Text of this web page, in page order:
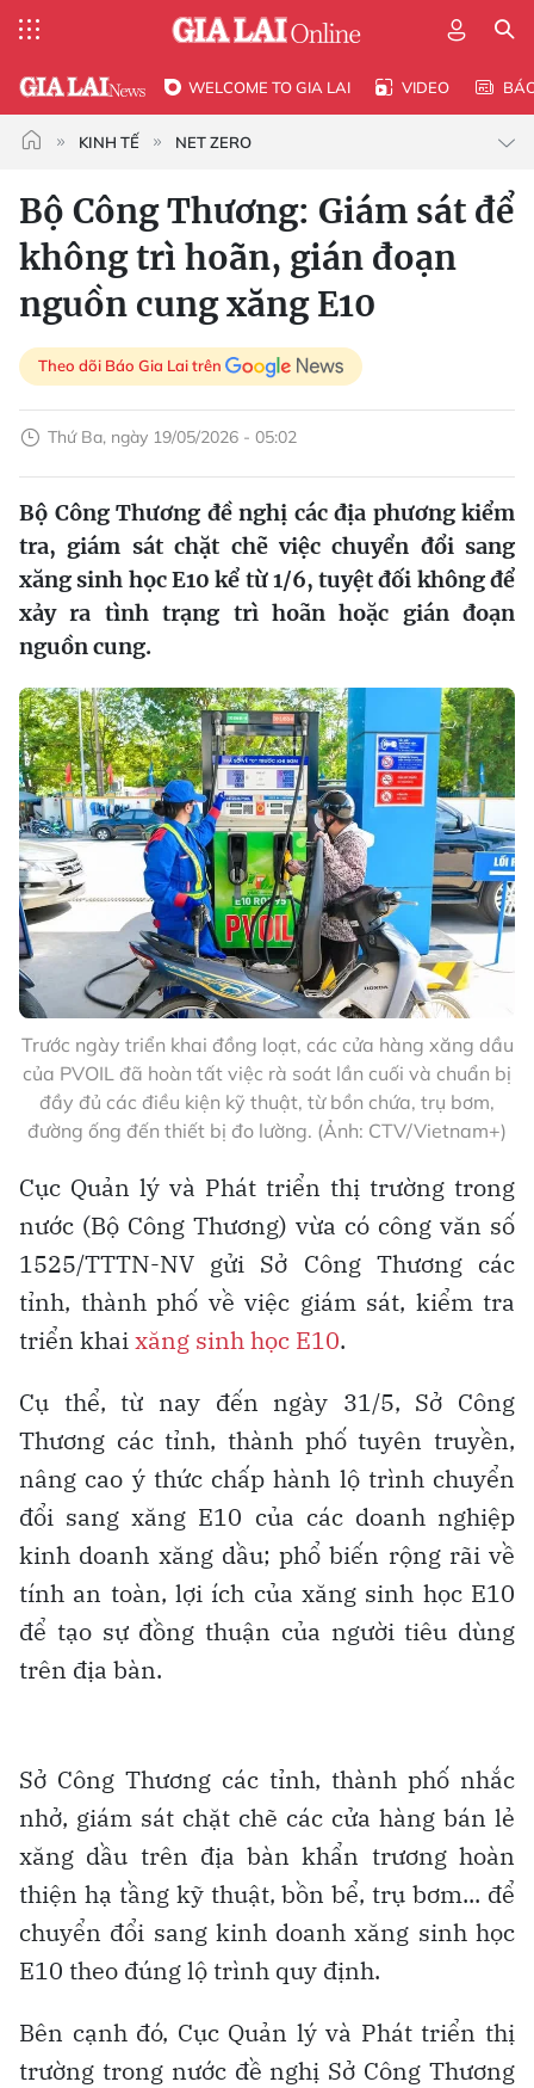
WELCOME TO GIA LAI VIDEO
KINH TẾ NET ZERO
Bộ Công Thương: Giám sát để
không trì hoãn, gián đoạn
nguồn cung xăng E10
Theo dõi Báo Gia Lai trên
Thứ Ba, ngày 19/05/2026 - 05:02
Bộ Công Thương đề nghị các địa phương kiểm
tra, giám sát chặt chẽ việc chuyển đổi sang
xăng sinh học E10 kể từ 1/6, tuyệt đối không để
xảy ra tình trạng trì hoãn hoặc gián đoạn
nguồn cung.
Trước ngày triển khai đồng loạt, các cửa hàng xăng dầu
của PVOIL đã hoàn tất việc rà soát lần cuối và chuẩn bị
đầy đủ các điều kiện kỹ thuật, từ bồn chứa, trụ bơm,
đường ống đến thiết bị đo lường. (Ảnh: CTV/Vietnam+)
Cục Quản lý và Phát triển thị trường trong
nước (Bộ Công Thương) vừa có công văn số
1525/TTTN-NV gửi Sở Công Thương các
tỉnh, thành phố về việc giám sát, kiểm tra
triển khaixăng sinh học E10.
Cụ thể, từ nay đến ngày 31/5, Sở Công
Thương các tỉnh, thành phố tuyên truyền,
nâng cao ý thức chấp hành lộ trình chuyển
đổi sang xăng E10 của các doanh nghiệp
kinh doanh xăng dầu; phổ biến rộng rãi về
tính an toàn, lợi ích của xăng sinh học E10
để tạo sự đồng thuận của người tiêu dùng
trên địa bàn.
Sở Công Thương các tỉnh, thành phố nhắc
nhở, giám sát chặt chẽ các cửa hàng bán lẻ
xăng dầu trên địa bàn khẩn trương hoàn
thiện hạ tầng kỹ thuật, bồn bể, trụ bơm... để
chuyển đổi sang kinh doanh xăng sinh học
E10 theo đúng lộ trình quy định.
Bên cạnh đó, Cục Quản lý và Phát triển thị
trường trong nước đề nghị Sở Công Thương